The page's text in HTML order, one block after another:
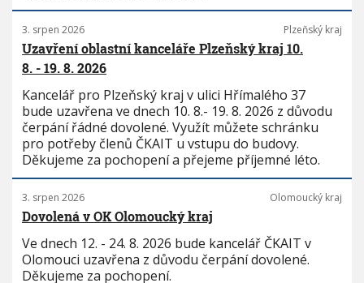
3. srpen 2026 Plzeňský kraj
Uzavření oblastní kanceláře Plzeňský kraj 10.
8. - 19. 8. 2026
Kancelář pro Plzeňský kraj v ulici Hřímalého 37
bude uzavřena ve dnech 10. 8.- 19. 8. 2026 z důvodu
čerpání řádné dovolené. Využít můžete schránku
pro potřeby členů ČKAIT u vstupu do budovy.
Děkujeme za pochopení a přejeme příjemné léto.
3. srpen 2026 Olomoucký kraj
Dovolená v OK Olomoucký kraj
Ve dnech 12. - 24. 8. 2026 bude kancelář ČKAIT v
Olomouci uzavřena z důvodu čerpání dovolené.
Děkujeme za pochopení.